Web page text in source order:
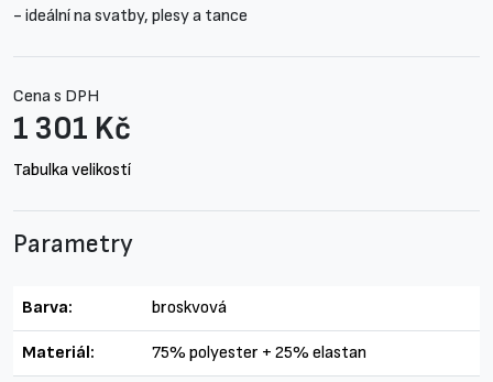
- ideální na svatby, plesy a tance
Cena s DPH
1 301 Kč
Tabulka velikostí
Parametry
Barva: broskvová
Materiál: 75% polyester + 25% elastan